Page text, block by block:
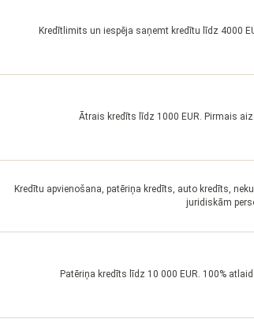
Kredītlimits un iespēja saņemt kredītu līdz 4000
Ātrais kredīts līdz 1000 EUR. Pirmais
Kredītu apvienošana, patēriņa kredīts, auto kredīts,
juridiskām
Patēriņa kredīts līdz 10 000 EUR. 100%